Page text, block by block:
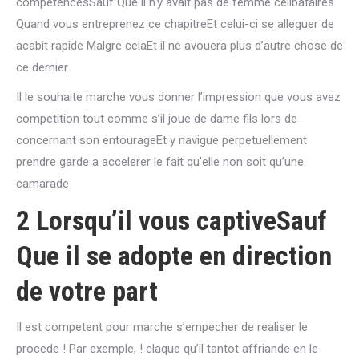
Quand vous entreprenez ce chapitreEt celui-ci se alleguer de
acabit rapide Malgre celaEt il ne avouera plus d’autre chose de
ce dernier
Il le souhaite marche vous donner l’impression que vous avez
competition tout comme s’il joue de dame fils lors de
concernant son entourageEt y navigue perpetuellement
prendre garde a accelerer le fait qu’elle non soit qu’une
camarade
2 Lorsqu’il vous captiveSauf
Que il se adopte en direction
de votre part
Il est competent pour marche s’empecher de realiser le
procede ! Par exemple, ! claque qu’il tantot affriande en le